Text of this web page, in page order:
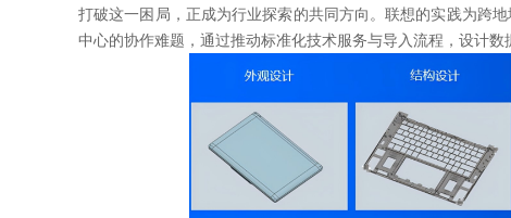
打破这一困局，正成为行业探索的共同方向。联想的实践为跨
中心的协作难题，通过推动标准化技术服务与导入流程，设计数